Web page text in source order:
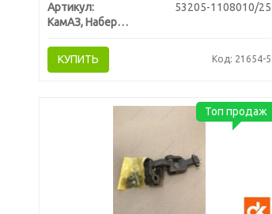
Артикул:
53205-1108010/25
КамАЗ, Набережные Челны
КУПИТЬ Код: 21654-5
Топ продаж